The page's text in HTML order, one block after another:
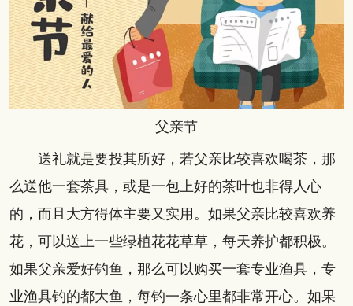
父亲节
送礼就是要投其所好，若父亲比较喜欢喝茶，那
么送他一套茶具，或是一包上好的茶叶也非得人心
的，而且大方得体主要又实用。如果父亲比较喜欢养
花，可以送上一些绿植花花草草，每天养护都积极。
如果父亲爱好钓鱼，那么可以购买一套专业渔具，专
业渔具钓的都大鱼，每钓一条心里都非常开心。如果